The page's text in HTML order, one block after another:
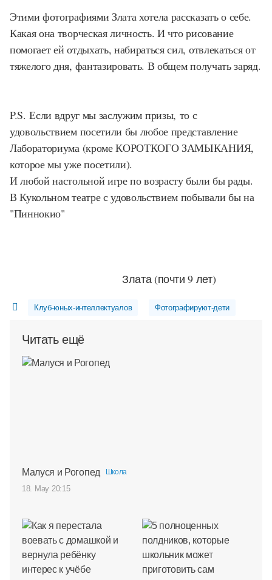
Этими фотографиями Злата хотела рассказать о себе.
Какая она творческая личность. И что рисование
помогает ей отдыхать, набираться сил, отвлекаться от
тяжелого дня, фантазировать. В общем получать заряд.
P.S.Если вдруг мы заслужим призы, то с
удовольствием посетили бы любое представление
Лабораториума (кроме КОРОТКОГО ЗАМЫКАНИЯ,
которое мы уже посетили).
И любой настольной игре по возрасту были бы рады.
В Кукольном театре с удовольствием побывали бы на
"Пиннокио"
Злата (почти 9 лет)
Клуб-юных-интеллектуалов Фотографируют-дети
Читать ещё
Малуся и Рогопед Школа
18. May 20:15